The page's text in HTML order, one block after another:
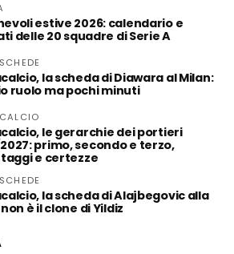
estive 2026: calendario e
delle 20 squadre di Serie A
la scheda di Diawara al Milan:
ruolo ma pochi minuti
le gerarchie dei portieri
primo, secondo e terzo,
e certezze
la scheda di Alajbegovic alla
è il clone di Yildiz